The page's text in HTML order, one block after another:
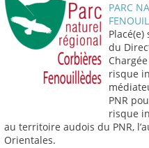
PARC
du
risque
PNR
risque
au territoire audois du PNR,
Orientales.